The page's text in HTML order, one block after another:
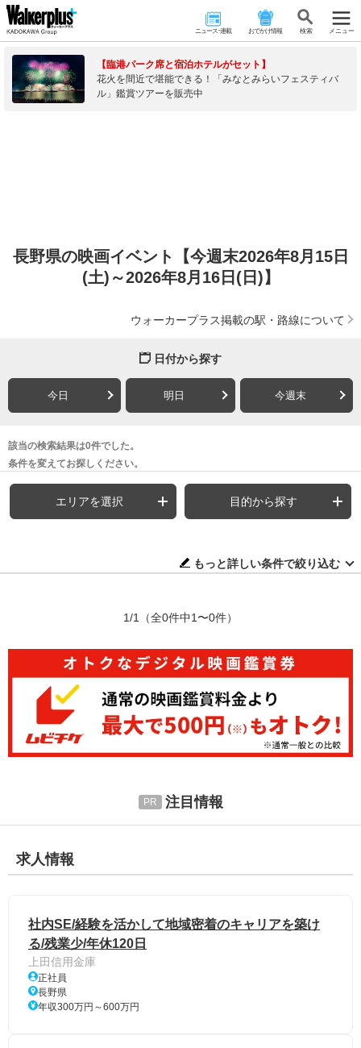
ニュース･連載 おでかけ情報 検 索 メニュー
【臨港パーク席と宿泊ホテルがセット】
花火を間近で堪能できる！「みなとみらいフェスティバ
ル」鑑賞ツアーを販売中
長野県の映画イベント【今週末2026年8月15日
(土)～2026年8月16日(日)】
ウォーカープラス掲載の駅・路線について
日付から探す
今日 明日 今週末
該当の検索結果は0件でした。
条件を変えてお探しください。
エリアを選択 目的から探す
もっと詳しい条件で絞り込む
1/1 （全0件中1〜0件）
注目情報
求人情報
社内SE/経験を活かして地域密着のキャリアを築け
る/残業少/年休120日
上田信用金庫
正社員
長野県
年収300万円～600万円